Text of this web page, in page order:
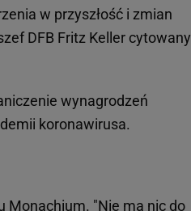
w przyszłość i zmian
DFB Fritz Keller cytowany
wynagrodzeń
koronawirusa.
Monachium. "Nie ma nic do